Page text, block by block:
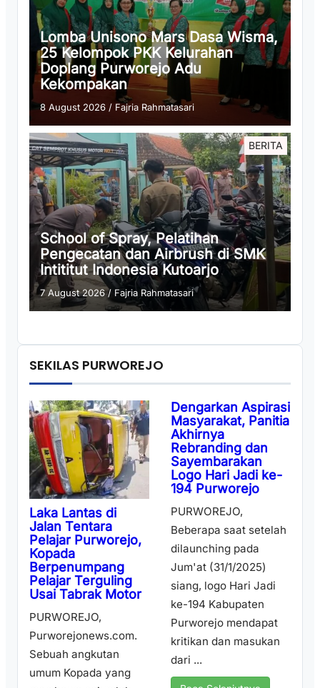
Lomba Unisono Mars Dasa Wisma,
25 Kelompok PKK Kelurahan
Doplang Purworejo Adu
Kekompakan
8 August 2026 / Fajria Rahmatasari
BERITA
School of Spray, Pelatihan
Pengecatan dan Airbrush di SMK
Intititut Indonesia Kutoarjo
7 August 2026/ Fajria Rahmatasari
SEKILAS PURWOREJO
Laka Lantas di
Jalan Tentara
Pelajar Purworejo,
Kopada
Berpenumpang
Pelajar Terguling
Usai Tabrak Motor
PURWOREJO,
Purworejonews.com.
Sebuah angkutan
umum Kopada yang
Dengarkan Aspirasi
Masyarakat, Panitia
Akhirnya
Rebranding dan
Sayembarakan
Logo Hari Jadi ke-
194 Purworejo
PURWOREJO,
Beberapa saat setelah
dilaunching pada
Jum'at (31/1/2025)
siang, logo Hari Jadi
ke-194 Kabupaten
Purworejo mendapat
kritikan dan masukan
dari ...